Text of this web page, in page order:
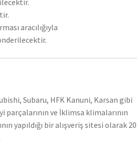
aracılığıyla
Subaru, HFK Kanuni, Karsan gibi
parçalarının ve İklimsa klimalarının
yapıldığı bir alışveriş sitesi olarak